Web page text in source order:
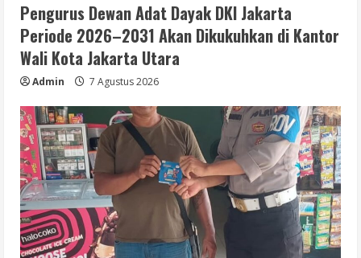
Pengurus Dewan Adat Dayak DKI Jakarta
Periode 2026–2031 Akan Dikukuhkan di Kantor
Wali Kota Jakarta Utara
Admin 7 Agustus 2026